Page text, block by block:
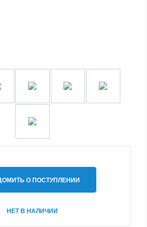
О ПОСТУПЛЕНИИ
НЕТ В НАЛИЧИИ